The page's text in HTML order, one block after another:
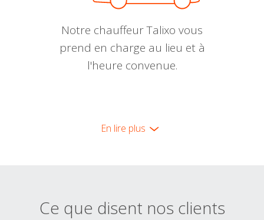
Notre chauffeur Talixo vous
prend en charge au lieu et à
l'heure convenue.
En lire plus
Ce que disent nos clients